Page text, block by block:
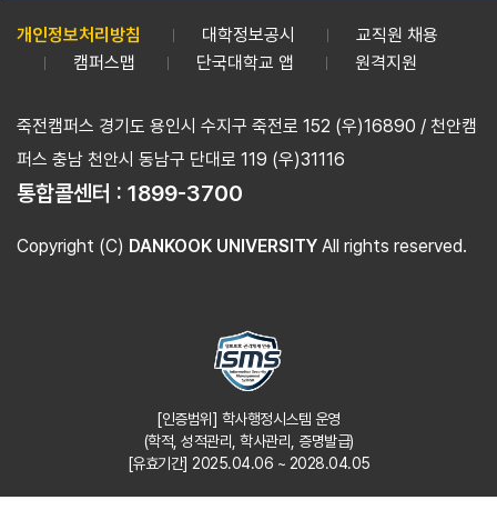
개인정보처리방침 대학정보공시
교직원 채용
캠퍼스맵
단국대학교 앱 원격지원
죽전캠퍼스 경기도 용인시 수지구 죽전로 152 (우)16890 / 천안캠
퍼스 충남 천안시 동남구 단대로 119 (우)31116
통합콜센터 : 1899-3700
Copyright (C) DANKOOK UNIVERSITY All rights reserved.
[인증범위] 학사행정시스템 운영
(학적, 성적관리, 학사관리, 증명발급)
[유효기간] 2025.04.06 ~ 2028.04.05